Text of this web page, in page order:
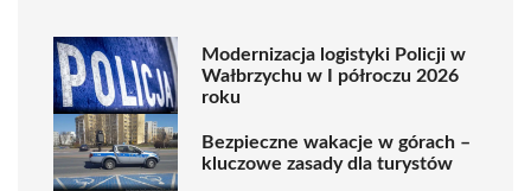
Modernizacja logistyki Policji w
Wałbrzychu w I półroczu 2026
roku
Bezpieczne wakacje w górach –
kluczowe zasady dla turystów